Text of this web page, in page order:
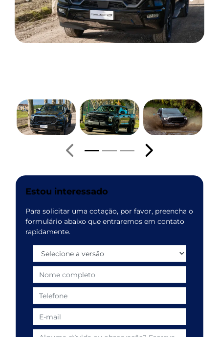
Estou interessado
Para solicitar uma cotação, por favor, preencha o
formulário abaixo que entraremos em contato
rapidamente.
Anterior